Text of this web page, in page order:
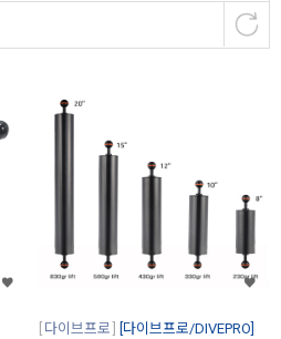
다이브프로
[다이브프로/DIVEPRO]